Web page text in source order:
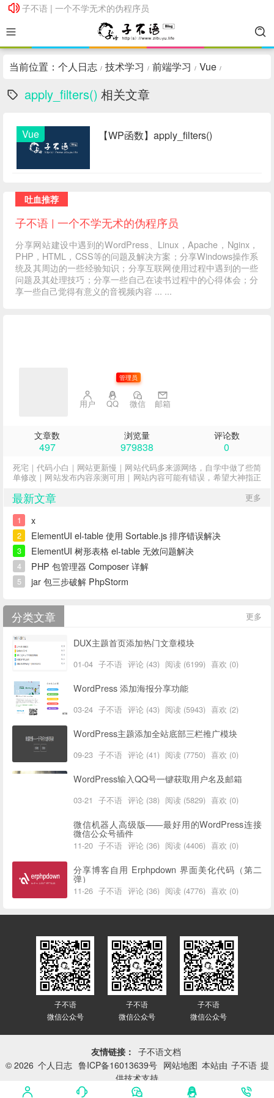
子不语 | 一个不学无术的伪程序员
子不语 | 一个不学无术的伪程序员
当前位置： 个人日志 / 技术学习 / 前端学习 / Vue /
apply_filters() 相关文章
Vue 【WP函数】apply_filters()
吐血推荐
子不语 | 一个不学无术的伪程序员
分享网站建设中遇到的WordPress、Linux，Apache，Nginx，
PHP，HTML，CSS等的问题及解决方案；分享Windows操作系
统及其周边的一些经验知识；分享互联网使用过程中遇到的一些
问题及其处理技巧；分享一些自己在读书过程中的心得体会；分
享一些自己觉得有意义的音视频内容 ... ...
管理员
用户 QQ 微信 邮箱
文章数
497
浏览量
979838
评论数
0
死宅｜代码小白｜网站更新慢｜网站代码多来源网络，自学中做了些简
单修改｜网站发布内容亲测可用｜网站内容可能有错误，希望大神指正
更多
最新文章
1 x
2 ElementUI el-table 使用 Sortable.js 排序错误解决
3 ElementUI 树形表格 el-table 无效问题解决
4 PHP 包管理器 Composer 详解
5 jar 包三步破解 PhpStorm
更多
分类文章
DUX主题首页添加热门文章模块
01-04 子不语 评论 (43) 阅读 (6199) 喜欢 (0)
WordPress 添加海报分享功能
03-24 子不语 评论 (43) 阅读 (5943) 喜欢 (2)
WordPress主题添加全站底部三栏推广模块
09-23 子不语 评论 (41) 阅读 (7750) 喜欢 (0)
WordPress输入QQ号一键获取用户名及邮箱
03-21 子不语 评论 (38) 阅读 (5829) 喜欢 (0)
微信机器人高级版——最好用的WordPress连接
微信公众号插件
11-20 子不语 评论 (36) 阅读 (4406) 喜欢 (0)
分享博客自用 Erphpdown 界面美化代码（第二
弹）
11-26 子不语 评论 (36) 阅读 (4776) 喜欢 (0)
子不语
微信公众号
子不语
微信公众号
子不语
微信公众号
友情链接： 子不语文档
© 2026 个人日志 鲁ICP备16013639号 网站地图 本站由 子不语 提
供技术支持
网站已平稳运行：
3415天 12小时 28分 9秒